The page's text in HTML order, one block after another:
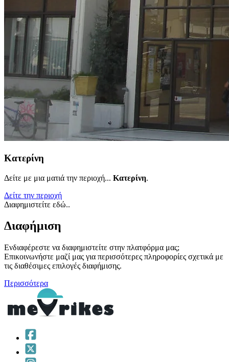
Κατερίνη
Δείτε με μια ματιά την περιοχή... Κατερίνη.
Δείτε την περιοχή
Διαφημιστείτε εδώ..
Διαφήμιση
Ενδιαφέρεστε να διαφημιστείτε στην πλατφόρμα μας;
Επικοινωνήστε μαζί μας για περισσότερες πληροφορίες σχετικά με
τις διαθέσιμες επιλογές διαφήμισης.
Περισσότερα